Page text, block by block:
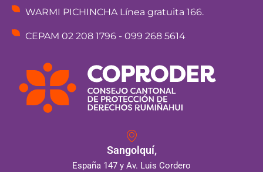
WARMI PICHINCHA Línea gratuita 166.
CEPAM 02 208 1796 - 099 268 5614
Sangolquí,
España 147 y Av. Luis Cordero